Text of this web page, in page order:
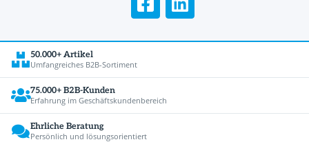
50.000+ Artikel
Umfangreiches B2B-Sortiment
75.000+ B2B-Kunden
Erfahrung im Geschäftskundenbereich
Ehrliche Beratung
Persönlich und lösungsorientiert